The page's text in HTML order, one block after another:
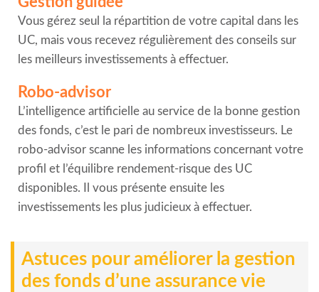
Vous gérez seul la répartition de votre capital dans les
UC, mais vous recevez régulièrement des conseils sur
les meilleurs investissements à effectuer.
Robo-advisor
L’intelligence artificielle au service de la bonne gestion
des fonds, c’est le pari de nombreux investisseurs. Le
robo-advisor scanne les informations concernant votre
profil et l’équilibre rendement-risque des UC
disponibles. Il vous présente ensuite les
investissements les plus judicieux à effectuer.
Astuces pour améliorer la gestion
des fonds d’une assurance vie